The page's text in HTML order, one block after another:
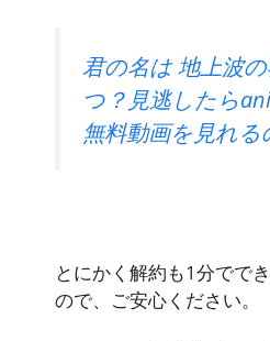
君の名は 地上波
つ？見逃したら
無料動画を見れる
とにかく解約も1分でで
ので、ご安心ください。